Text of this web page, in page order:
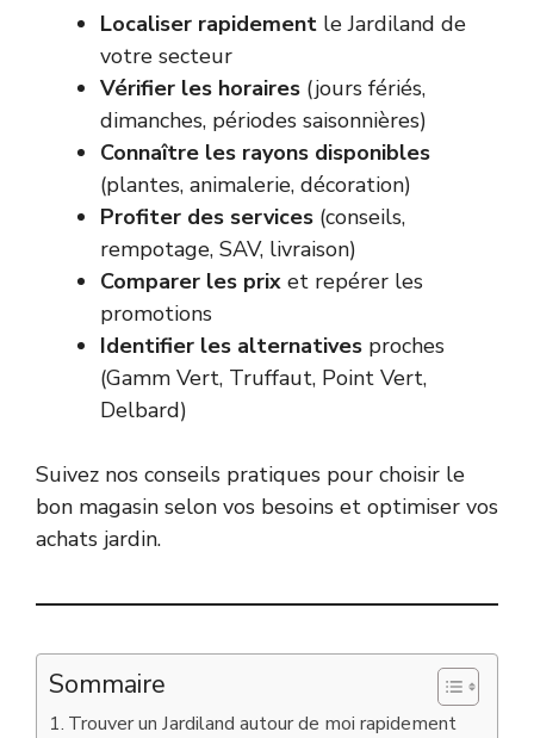
Localiser rapidement le Jardiland de
votre secteur
Vérifier les horaires (jours fériés,
dimanches, périodes saisonnières)
Connaître les rayons disponibles
(plantes, animalerie, décoration)
Profiter des services (conseils,
rempotage, SAV, livraison)
Comparer les prix et repérer les
promotions
Identifier les alternatives proches
(Gamm Vert, Truffaut, Point Vert,
Delbard)
Suivez nos conseils pratiques pour choisir le
bon magasin selon vos besoins et optimiser vos
achats jardin.
Sommaire
Trouver un Jardiland autour de moi rapidement